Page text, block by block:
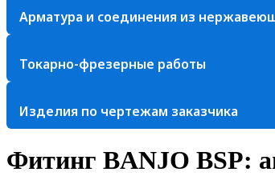
Арматура и соединения из
Токарно-фрезерные работы
Изделия по чертежам заказчика
Фитинг BANJO BSP: